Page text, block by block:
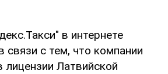
в интернете
связи с тем, что компании
лицензии Латвийской